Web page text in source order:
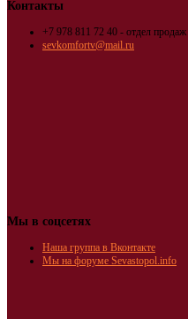
Контакты
+7 978 811 72 40 - отдел продаж
sevkomfortv@mail.ru
Мы в соцсетях
Наша группа в Вконтакте
Мы на форуме Sevastopol.info